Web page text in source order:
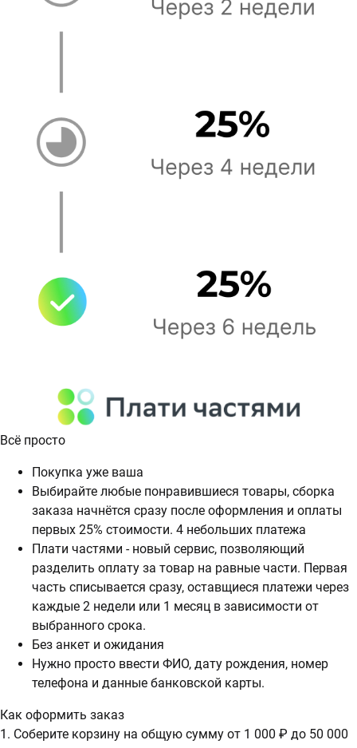
Всё просто
Покупка уже ваша
Выбирайте любые понравившиеся товары, сборка
заказа начнётся сразу после оформления и оплаты
первых 25% стоимости. 4 небольших платежа
Плати частями - новый сервис, позволяющий
разделить оплату за товар на равные части. Первая
часть списывается сразу, оставщиеся платежи через
каждые 2 недели или 1 месяц в зависимости от
выбранного срока.
Без анкет и ожидания
Нужно просто ввести ФИО, дату рождения, номер
телефона и данные банковской карты.
Как оформить заказ
1. Соберите корзину на общую сумму от 1 000 ₽ до 50 000